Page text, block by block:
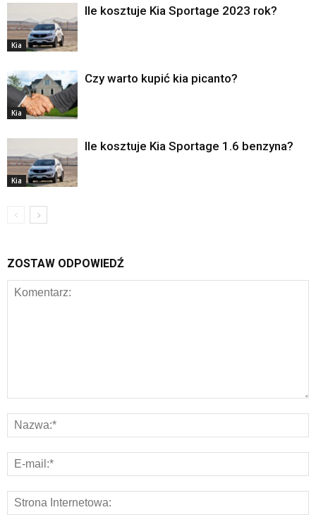
Kia
Ile kosztuje Kia Sportage 2023 rok?
Kia
Czy warto kupić kia picanto?
Kia
Ile kosztuje Kia Sportage 1.6 benzyna?
ZOSTAW ODPOWIEDŹ